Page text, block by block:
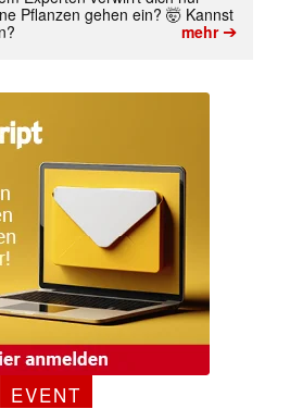
Pflanzen gehen ein? 🤯 Kannst
mehr➔
EVENT